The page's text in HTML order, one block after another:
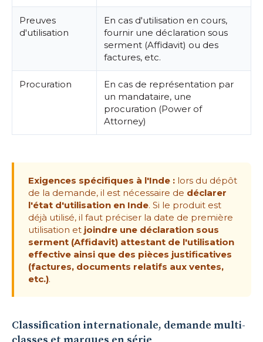
Preuves
d'utilisation
En cas d'utilisation en cours,
fournir une déclaration sous
serment (Affidavit) ou des
factures, etc.
Procuration
En cas de représentation par
un mandataire, une
procuration (Power of
Attorney)
Exigences spécifiques à l'Inde : lors du dépôt
de la demande, il est nécessaire de déclarer
l'état d'utilisation en Inde. Si le produit est
déjà utilisé, il faut préciser la date de première
utilisation et joindre une déclaration sous
serment (Affidavit) attestant de l'utilisation
effective ainsi que des pièces justificatives
(factures, documents relatifs aux ventes,
etc.).
Classification internationale, demande multi-